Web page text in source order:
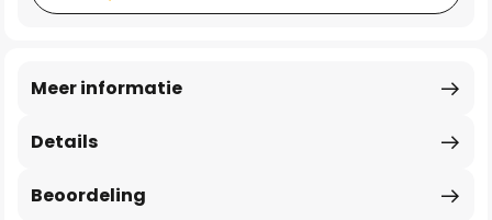
Details
Meer informatie
Beoordeling